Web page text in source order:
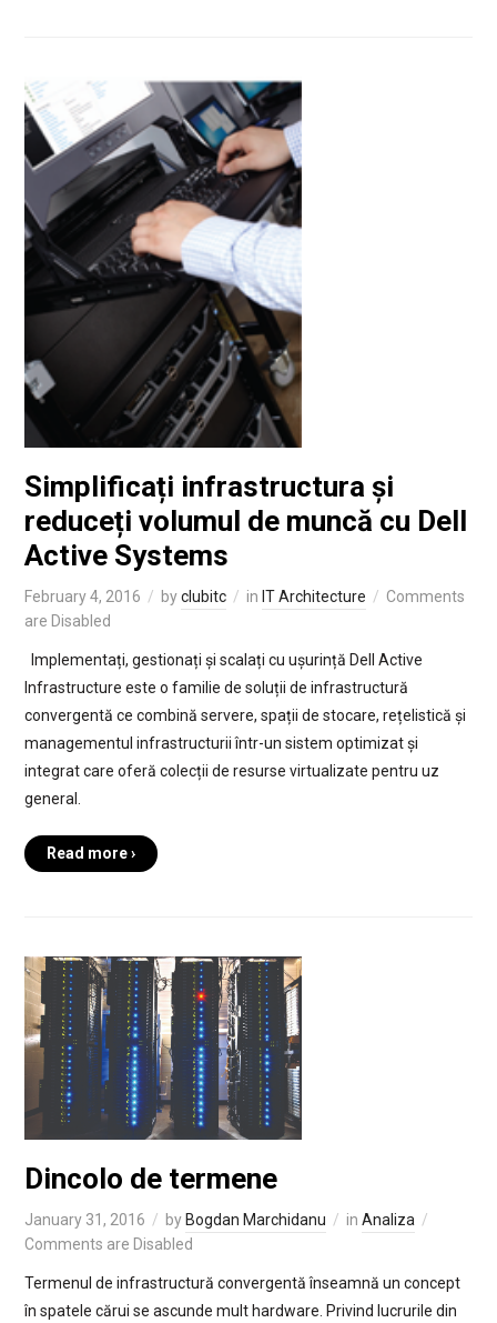
Simplificați infrastructura și
reduceți volumul de muncă cu Dell
Active Systems
February 4, 2016 byclubitc in IT Architecture
Comments
are Disabled
Implementați, gestionați și scalați cu ușurință Dell Active
Infrastructure este o familie de soluții de infrastructură
convergentă ce combină servere, spații de stocare, rețelistică și
managementul infrastructurii într-un sistem optimizat și
integrat care oferă colecții de resurse virtualizate pentru uz
general.
Read more ›
Dincolo de termene
January 31, 2016 by Bogdan Marchidanu in Analiza
Comments are Disabled
Termenul de infrastructură convergentă înseamnă un concept
în spatele cărui se ascunde mult hardware. Privind lucrurile din